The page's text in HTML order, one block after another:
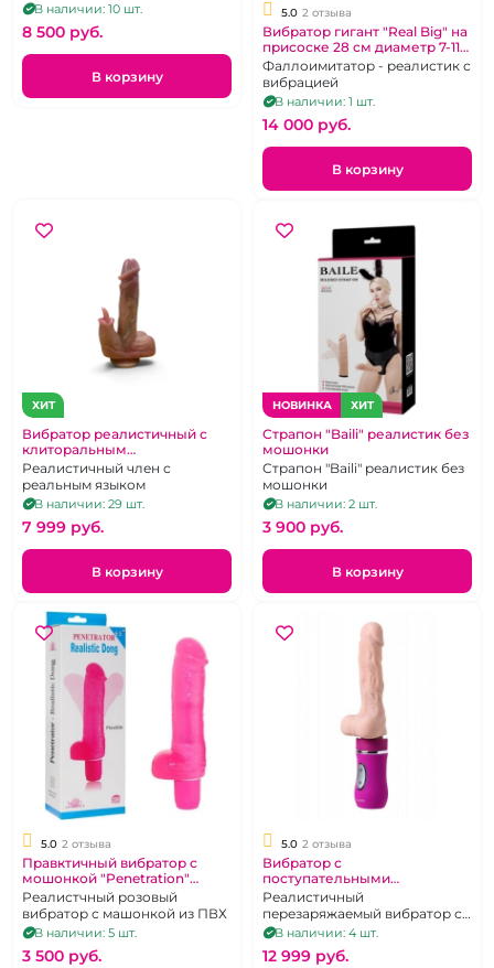
В наличии: 10 шт.
8 500 pуб.
В корзину
5.0 2 отзыва
Вибратор гигант "Real Big" на
присоске 28 см диаметр 7-11
см
Фаллоимитатор - реалистик с
вибрацией
В наличии: 1 шт.
14 000 pуб.
В корзину
ХИТ
Вибратор реалистичный с
клиторальным
стимулятором длинным
язычком
Реалистичный член с
реальным языком
В наличии: 29 шт.
7 999 pуб.
В корзину
НОВИНКА ХИТ
Страпон "Baili" реалистик без
мошонки
Страпон "Baili" реалистик без
мошонки
В наличии: 2 шт.
3 900 pуб.
В корзину
5.0 2 отзыва
Правктичный вибратор с
мошонкой "Penetration"
розовый реалистичный
Реалистчный розовый
вибратор с машонкой из ПВХ
В наличии: 5 шт.
3 500 pуб.
5.0 2 отзыва
Вибратор с
поступательными
движениями "Ailighter"
фиолетовая ручка
реалистичный
Реалистичный
перезаряжаемый вибратор с
функцией "Up-Daun" и
удобной рукоятью.
В наличии: 4 шт.
12 999 pуб.